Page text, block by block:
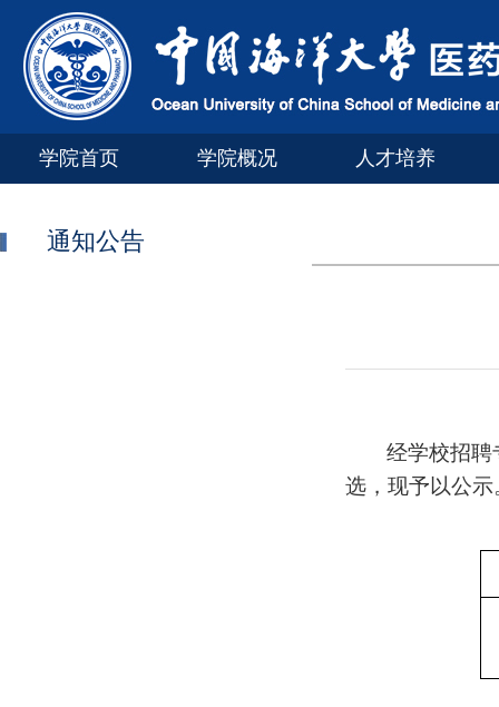
学院首页 学院概况 人才培养
通知公告
经学校招聘
选，现予以公示